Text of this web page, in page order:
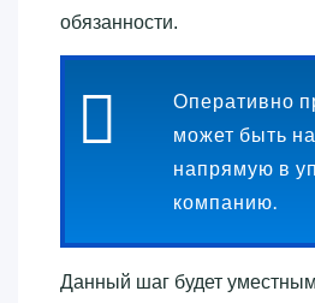
обязанности.
Оперативно
может быть
напрямую в
компанию.
Данный шаг будет